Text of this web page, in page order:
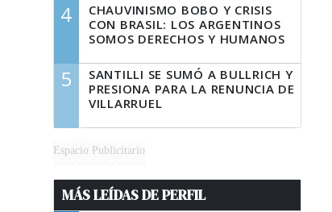
4
CHAUVINISMO BOBO Y CRISIS
CON BRASIL: LOS ARGENTINOS
SOMOS DERECHOS Y HUMANOS
5
SANTILLI SE SUMÓ A BULLRICH Y
PRESIONA PARA LA RENUNCIA DE
VILLARRUEL
Espacio Publicitario
MÁS LEÍDAS DE PERFIL